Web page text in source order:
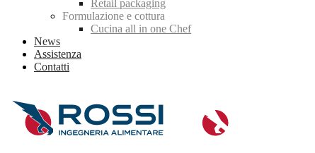
Retail packaging
Formulazione e cottura
Cucina all in one Chef
News
Assistenza
Contatti